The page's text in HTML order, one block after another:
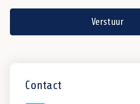
Verstuur
Contact